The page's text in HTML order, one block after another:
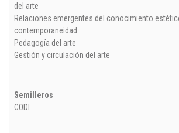
del arte
Relaciones emergentes del conocimiento
contemporaneidad
Pedagogía del arte
Gestión y circulación del arte
Semilleros
CODI